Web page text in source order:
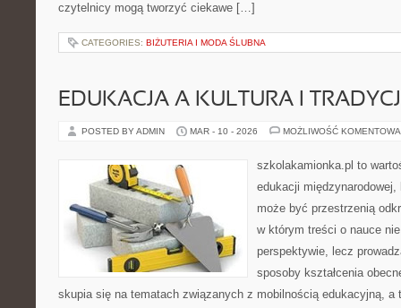
czytelnicy mogą tworzyć ciekawe […]
CATEGORIES: BIŻUTERIA I MODA ŚLUBNA
EDUKACJA A KULTURA I
POSTED BY ADMIN MAR - 10 - 2026 MOŻLIWOŚĆ
szkolakamionka.pl to
edukacji
może być przestrzenią
w którym treści o nauce
perspektywie, lecz
sposoby kształcenia
skupia się na tematach związanych z mobilnością edukacyjną, a